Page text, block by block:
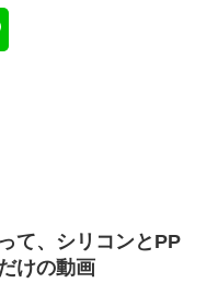
て、シリコンとPP
けの動画